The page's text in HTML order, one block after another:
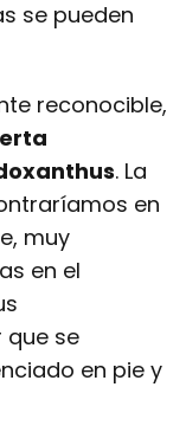
se pueden
reconocible,
. La
en
muy
en el
que se
en pie y